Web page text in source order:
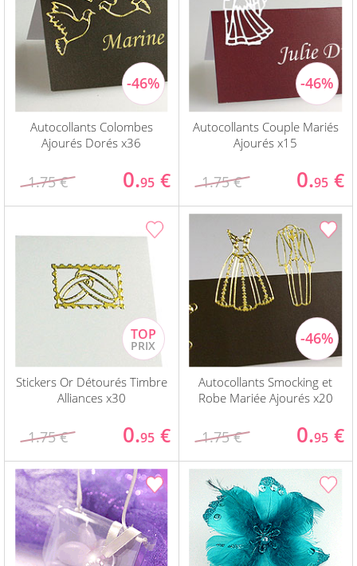
Autocollants Colombes
Ajourés Dorés x36
1.75 € 0.95 €
Autocollants Couple Mariés
Ajourés x15
1.75 € 0.95 €
Stickers Or Détourés Timbre
Alliances x30
1.75 € 0.95 €
Autocollants Smocking et
Robe Mariée Ajourés x20
1.75 € 0.95 €